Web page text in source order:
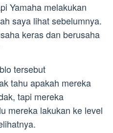
Yamaha melakukan
saya lihat sebelumnya.
keras dan berusaha
tersebut
tahu apakah mereka
tapi mereka
mereka lakukan ke level